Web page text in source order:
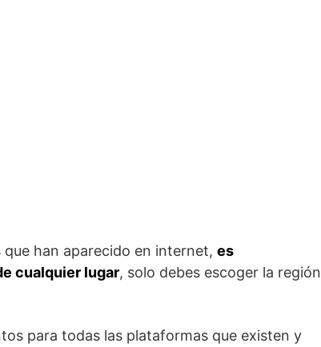
han aparecido en internet, es
cualquier lugar, solo debes escoger la región
para todas las plataformas que existen y